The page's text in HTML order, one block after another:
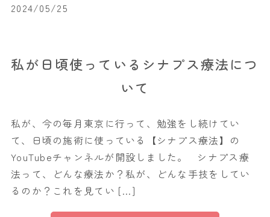
2024/05/25
私が日頃使っているシナプス療法につ
いて
私が、今の毎月東京に行って、勉強をし続けてい
て、日頃の施術に使っている【シナプス療法】の
YouTubeチャンネルが開設しました。 シナプス療
法って、どんな療法か？私が、どんな手技をしてい
るのか？これを見てい […]